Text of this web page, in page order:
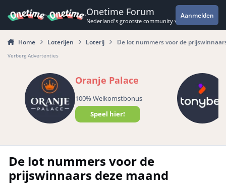
Onetime Forum
Nederland's grootste community voor de
Aanmelden
Home Loterijen Loterij De lot nummers voor de
Verberg Advertenties
Oranje Palace
100% Welkomstbonus
Speel hier!
De lot nummers voor de
prijswinnaars deze maand